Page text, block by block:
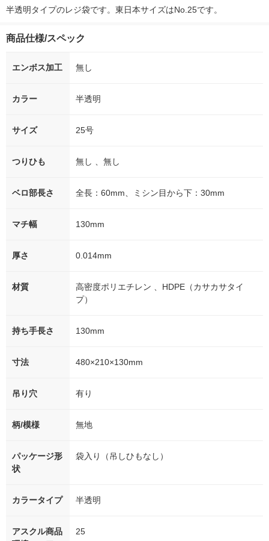
オリジナル
半透明タイプのレジ袋です。東日本サイズはNo.25です。
商品仕様/スペック
エンボス加工 無し
カラー 半透明
サイズ 25号
つりひも 無し 、無し
ベロ部長さ 全長：60mm、ミシン目から下：30mm
マチ幅 130mm
厚さ 0.014mm
材質
高密度ポリエチレン 、HDPE（カサカサタイ
プ）
持ち手長さ 130mm
寸法 480×210×130mm
吊り穴 有り
柄/模様 無地
パッケージ形
状
袋入り（吊しひもなし）
カラータイプ 半透明
アスクル商品
25